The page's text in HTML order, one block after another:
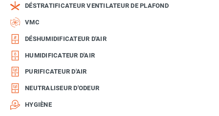
DÉSTRATIFICATEUR VENTILATEUR DE PLAFOND
VMC
DÉSHUMIDIFICATEUR D'AIR
HUMIDIFICATEUR D'AIR
PURIFICATEUR D'AIR
NEUTRALISEUR D'ODEUR
HYGIÈNE